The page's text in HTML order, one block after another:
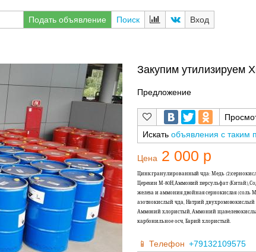
Подать объявление Поиск Вход
Закупим утилизируем
Предложение
Искать объявления с таким
Цена 2 000 р
Цинк гранулированный чда: Медь
Церезин М-80Н,Аммоний персульфат
железа и аммония двойная сернокислая
азотнокислый чда, Натрий
Аммоний хлористый, Аммоний
карбонильное осч, Барий хлористый.
Телефон +79132109575